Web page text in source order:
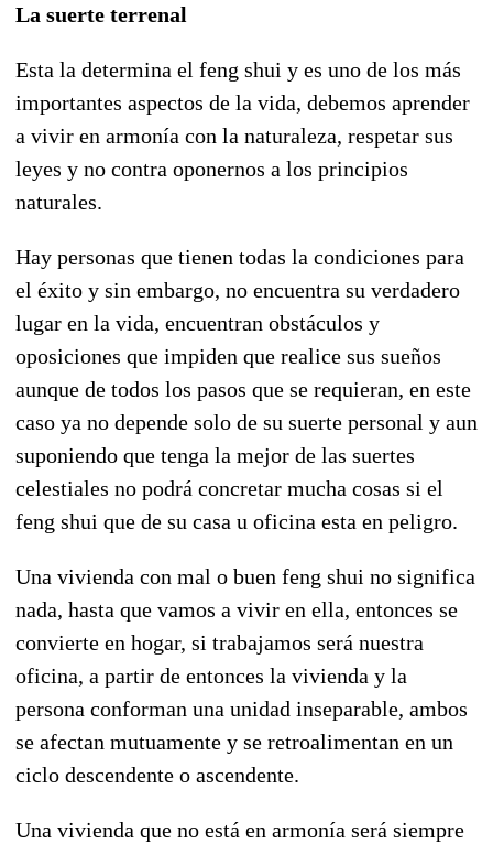
La suerte terrenal
Esta la determina el feng shui y es uno de los más
importantes aspectos de la vida, debemos aprender
a vivir en armonía con la naturaleza, respetar sus
leyes y no contra oponernos a los principios
naturales.
Hay personas que tienen todas la condiciones para
el éxito y sin embargo, no encuentra su verdadero
lugar en la vida, encuentran obstáculos y
oposiciones que impiden que realice sus sueños
aunque de todos los pasos que se requieran, en este
caso ya no depende solo de su suerte personal y aun
suponiendo que tenga la mejor de las suertes
celestiales no podrá concretar mucha cosas si el
feng shui que de su casa u oficina esta en peligro.
Una vivienda con mal o buen feng shui no significa
nada, hasta que vamos a vivir en ella, entonces se
convierte en hogar, si trabajamos será nuestra
oficina, a partir de entonces la vivienda y la
persona conforman una unidad inseparable, ambos
se afectan mutuamente y se retroalimentan en un
ciclo descendente o ascendente.
Una vivienda que no está en armonía será siempre